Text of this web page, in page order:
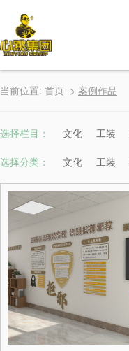
当前位置: 首页 > 案例作品
选择栏目： 文化 工装
选择分类： 文化 工装